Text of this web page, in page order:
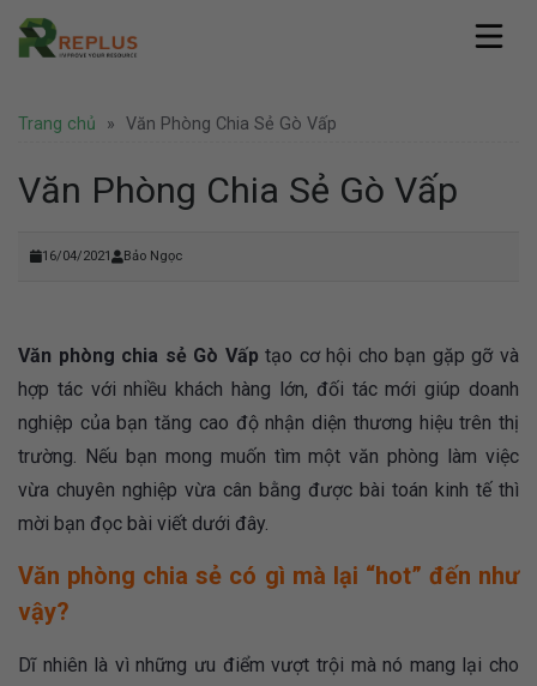
Skip
Giới thiệu
Văn phòng ảo
Văn phòng chia sẻ
Thuê chỗ ngồi làm việc
Nhượng quyền thương hiệu
Văn phòng Hà Nội
Pháp lý
Thành lập công ty nước ngoài
Văn phòng
Hoạt động
Tuyển dụng
Địa điểm Hà Nội
Trang chủ » Văn Phòng Chia Sẻ Gò Vấp
Văn Phòng Chia Sẻ Gò Vấp
16/04/2021 Bảo Ngọc
Văn phòng chia sẻ Gò Vấptạo cơ hội cho bạn gặp gỡ và
hợp tác với nhiều khách hàng lớn, đối tác mới giúp doanh
nghiệp của bạn tăng cao độ nhận diện thương hiệu trên thị
trường. Nếu bạn mong muốn tìm một văn phòng làm việc
vừa chuyên nghiệp vừa cân bằng được bài toán kinh tế thì
mời bạn đọc bài viết dưới đây.
Văn phòng chia sẻ có gì mà lại “hot” đến như
vậy?
Dĩ nhiên là vì những ưu điểm vượt trội mà nó mang lại cho